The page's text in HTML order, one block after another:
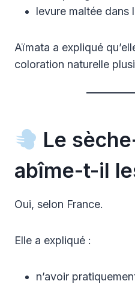
levure maltée dans
Aïmata a expliqué
coloration naturelle
Le
abîme-t-il
Oui, selon France.
Elle a expliqué :
n’avoir